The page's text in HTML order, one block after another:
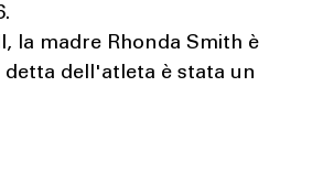
la madre Rhonda Smith è
detta dell'atleta è stata un